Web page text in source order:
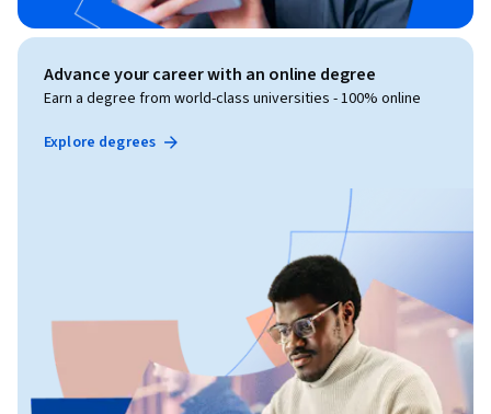
Advance your career with an online degree
Earn a degree from world-class universities - 100% online
Explore degrees